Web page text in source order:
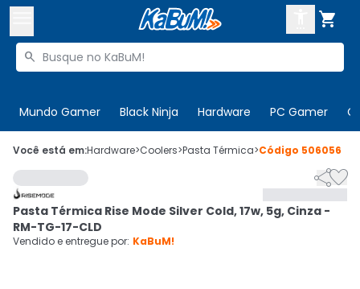

Buscar produtos

Mundo Gamer Black Ninja Hardware PC Gamer
 Olá. Acesse sua conta
 Departamentos
Cupons
CADASTRE-SE
Você está em:Hardware>Coolers>Pasta Térmica>Código 506056

Pasta Térmica Rise Mode Silver Cold, 17w, 5g, Cinza -
RM-TG-17-CLD
Vendido e entregue por: KaBuM!